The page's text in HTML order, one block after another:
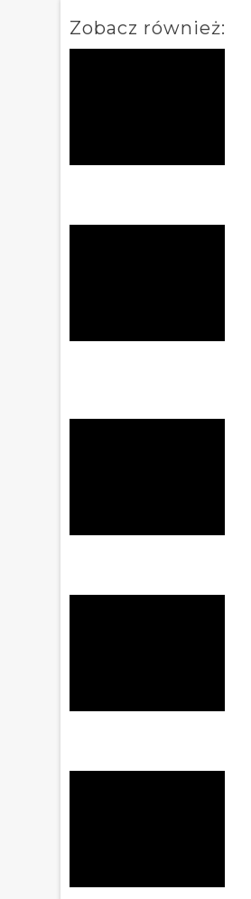
Zobacz również: